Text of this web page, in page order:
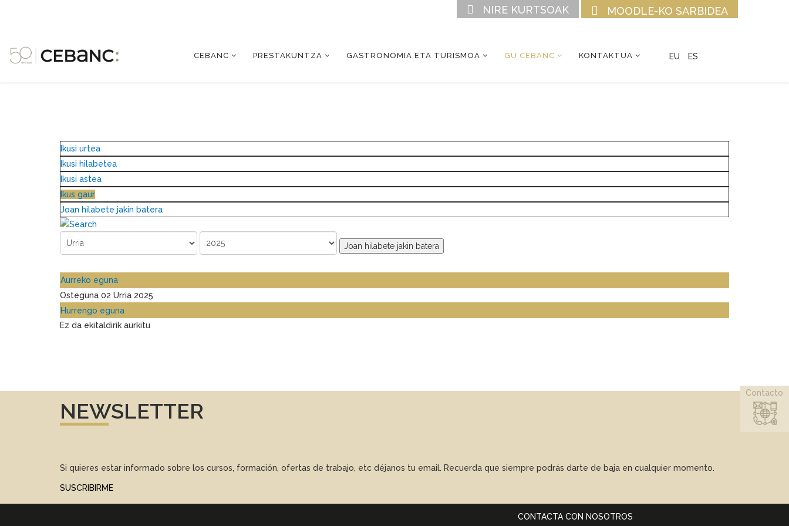
MOODLE-KO SARBIDEA
NIRE KURTSOAK
CEBANC PRESTAKUNTZA GASTRONOMIA ETA TURISMOA GU CEBANC KONTAKTUA EU ES
Ikusi urtea
Ikusi hilabetea
Ikusi astea
Ikus gaur
Joan hilabete jakin batera
Joan hilabete jakin batera
Aurreko eguna
Osteguna 02 Urria 2025
Hurrengo eguna
Ez da ekitaldirik aurkitu
NEWSLETTER
Si quieres estar informado sobre los cursos, formación, ofertas de trabajo, etc déjanos tu email. Recuerda que siempre podrás darte de baja en cualquier momento.
SUSCRIBIRME
CONTACTA CON NOSOTROS
Contacto